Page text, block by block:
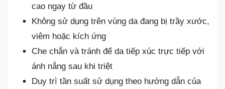
cao ngay từ đầu
Không sử dụng trên vùng da đang bị trầy xước,
viêm hoặc kích ứng
Che chắn và tránh để da tiếp xúc trực tiếp với
ánh nắng sau khi triệt
Duy trì tần suất sử dụng theo hướng dẫn của